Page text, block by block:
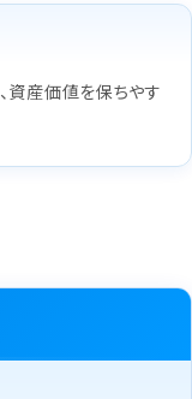
資産価値を保ちやす